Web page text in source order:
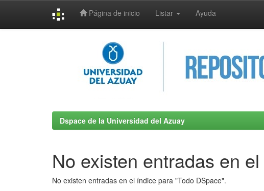
Página de inicio Listar Ayuda
Dspace de la Universidad del Azuay
No existen entradas en
No existen entradas en el índice para "Todo DSpace".